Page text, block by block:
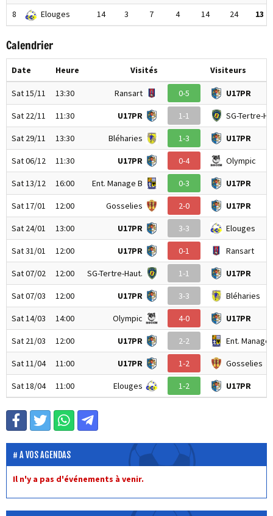
8
Elouges 14 3 7 4 14 24 13
Calendrier
Date Heure Visités Visiteurs
Sat 15/11 13:30 Ransart 0-5 U17PR
Sat 22/11 11:30 U17PR 1-1 SG-Tertre-
Sat 29/11 13:30 Bléharies 1-3 U17PR
Sat 06/12 11:30 U17PR 0-4 Olympic
Sat 13/12 16:00 Ent. Manage B 0-3 U17PR
Sat 17/01 12:00 Gosselies 2-0 U17PR
Sat 24/01 13:00 U17PR 3-3 Elouges
Sat 31/01 12:00 U17PR 0-1 Ransart
Sat 07/02 12:00 SG-Tertre-Haut. 1-1 U17PR
Sat 07/03 12:00 U17PR 3-3 Bléharies
Sat 14/03 14:00 Olympic 4-0 U17PR
Sat 21/03 12:00 U17PR 2-2 Ent. Manage
Sat 11/04 11:00 U17PR 1-2 Gosselies
Sat 18/04 11:00 Elouges 1-2 U17PR
A VOS AGENDAS
Il n'y a pas d'événements à venir.